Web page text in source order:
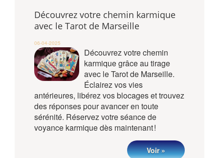
Découvrez votre chemin karmique
avec le Tarot de Marseille
06-04-2025
Découvrez votre chemin
karmique grâce au tirage
avec le Tarot de Marseille.
Éclairez vos vies
antérieures, libérez vos blocages et trouvez
des réponses pour avancer en toute
sérénité. Réservez votre séance de
voyance karmique dès maintenant !
Voir »